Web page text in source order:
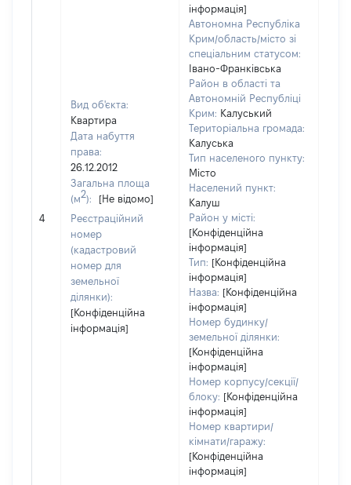
4
Вид об'єкта:
Квартира
Дата набуття
права:
26.12.2012
Загальна площа
(м2):
[Не відомо]
Реєстраційний
номер
(кадастровий
номер для
земельної
ділянки):
[Конфіденційна
інформація]
інформація]
Автономна Республіка
Крим/область/місто зі
спеціальним статусом:
Івано-Франківська
Район в області та
Автономній Республіці
Крим: Калуський
Територіальна громада:
Калуська
Тип населеного пункту:
Місто
Населений пункт:
Калуш
Район у місті:
[Конфіденційна
інформація]
Тип: [Конфіденційна
інформація]
Назва: [Конфіденційна
інформація]
Номер будинку/
земельної ділянки:
[Конфіденційна
інформація]
Номер корпусу/секції/
блоку: [Конфіденційна
інформація]
Номер квартири/
кімнати/гаражу:
[Конфіденційна
інформація]